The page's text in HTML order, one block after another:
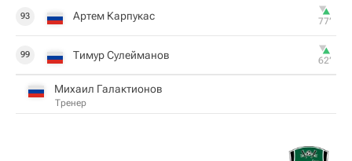
93 Артем Карпукас 77‎’‎
99 Тимур Сулейманов 62‎’‎
Михаил Галактионов
Тренер